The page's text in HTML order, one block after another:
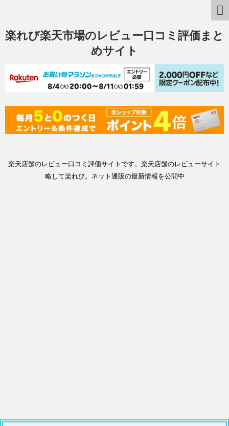
楽れび楽天市場のレビュー口コミ評価まと
めサイト
楽天店舗のレビュー口コミ評価サイトです。楽天店舗のレビューサイト
略して楽れび。ネット通販の最新情報を公開中